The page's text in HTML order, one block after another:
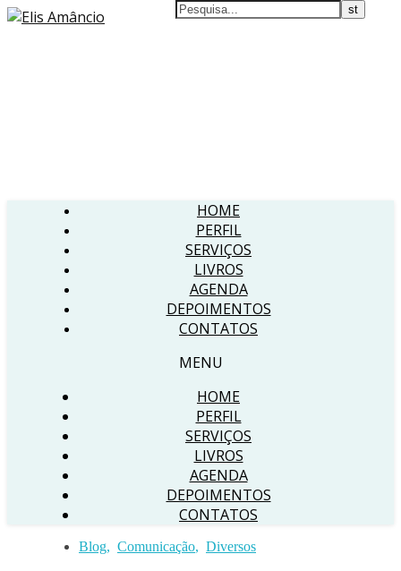
HOME
PERFIL
SERVIÇOS
LIVROS
AGENDA
DEPOIMENTOS
CONTATOS
MENU
HOME
PERFIL
SERVIÇOS
LIVROS
AGENDA
DEPOIMENTOS
CONTATOS
Blog, Comunicação, Diversos